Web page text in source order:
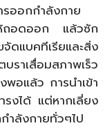
ออกกำลังกาย
ห้ถอดออก แล้วซัก
ดแบคทีเรียและสิ่ง
ราเสื่อมสภาพเร็ว
อแล้ว การนำเข้า
รงได้ แต่หากเลี่ยง
ำลังกายทั่วๆไป